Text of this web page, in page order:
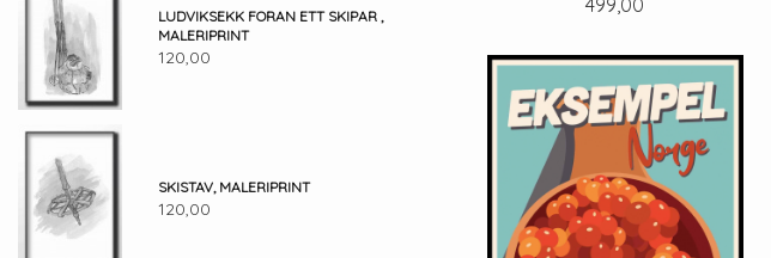
499,00
LES MER
LUDVIKSEKK FORAN ETT SKIPAR ,
MALERIPRINT
120,00
SKISTAV, MALERIPRINT
120,00